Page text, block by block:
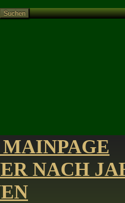
Suchen
MAINPAGE
NACH